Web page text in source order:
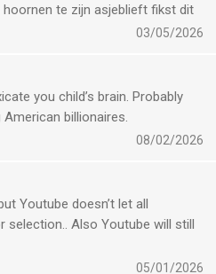
hoornen te zijn asjeblieft fikst dit
03/05/2026
you child’s brain. Probably
billionaires.
08/02/2026
Youtube doesn’t let all
selection.. Also Youtube will still
or even show other content
have a search bar so I don’t see
05/01/2026